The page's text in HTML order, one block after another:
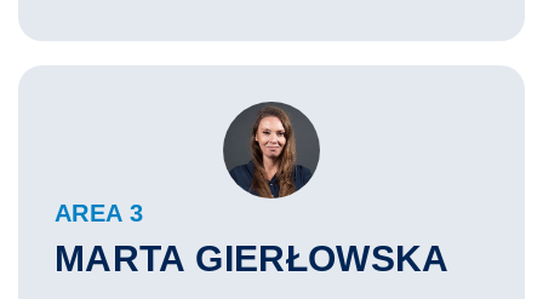
AREA 3
MARTA GIERŁOWSKA